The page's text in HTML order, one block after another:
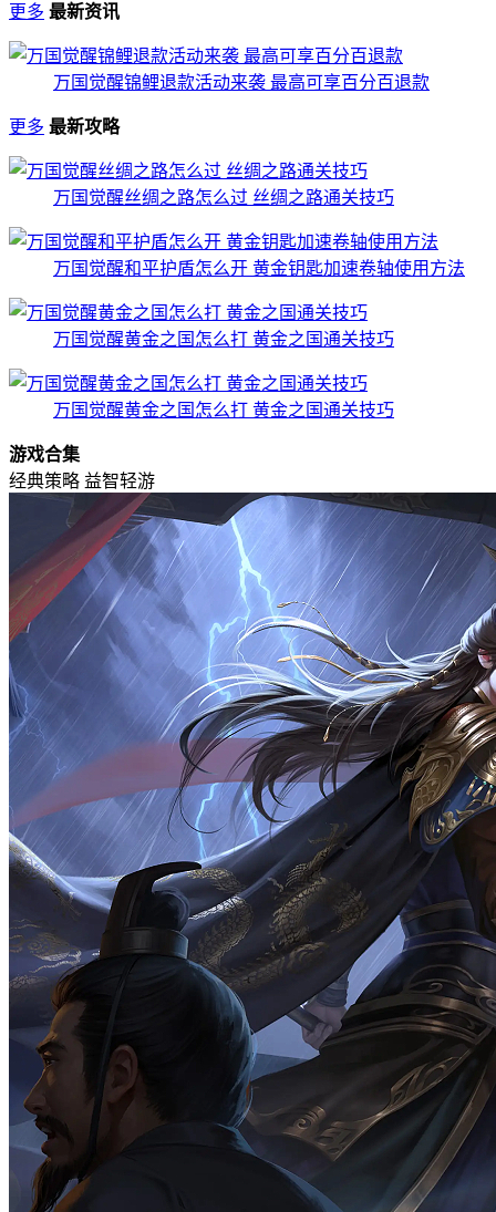
更多 最新资讯
万国觉醒锦鲤退款活动来袭 最高可享百分百退款
更多 最新攻略
万国觉醒丝绸之路怎么过 丝绸之路通关技巧
万国觉醒和平护盾怎么开 黄金钥匙加速卷轴使用方法
万国觉醒黄金之国怎么打 黄金之国通关技巧
万国觉醒黄金之国怎么打 黄金之国通关技巧
游戏合集
经典策略 益智轻游